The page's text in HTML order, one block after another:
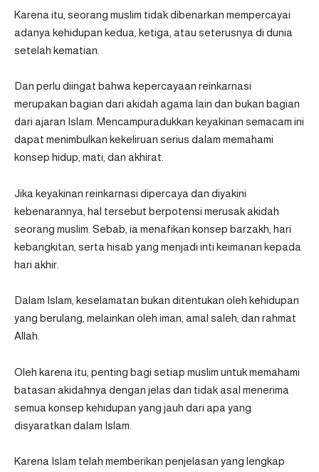
Karena itu, seorang muslim tidak dibenarkan mempercayai
adanya kehidupan kedua, ketiga, atau seterusnya di dunia
setelah kematian.
Dan perlu diingat bahwa kepercayaan reinkarnasi
merupakan bagian dari akidah agama lain dan bukan bagian
dari ajaran Islam. Mencampuradukkan keyakinan semacam ini
dapat menimbulkan kekeliruan serius dalam memahami
konsep hidup, mati, dan akhirat.
Jika keyakinan reinkarnasi dipercaya dan diyakini
kebenarannya, hal tersebut berpotensi merusak akidah
seorang muslim. Sebab, ia menafikan konsep barzakh, hari
kebangkitan, serta hisab yang menjadi inti keimanan kepada
hari akhir.
Dalam Islam, keselamatan bukan ditentukan oleh kehidupan
yang berulang, melainkan oleh iman, amal saleh, dan rahmat
Allah.
Oleh karena itu, penting bagi setiap muslim untuk memahami
batasan akidahnya dengan jelas dan tidak asal menerima
semua konsep kehidupan yang jauh dari apa yang
disyaratkan dalam Islam.
Karena Islam telah memberikan penjelasan yang lengkap